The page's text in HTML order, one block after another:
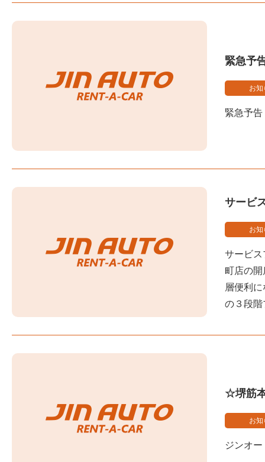
緊急予
お知
緊急予
サービ
お知
サービ
町店の開
層便利
の３段
☆堺筋
お知
ジンオ